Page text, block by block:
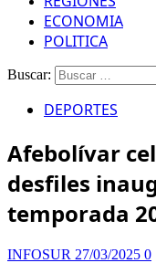
ECONOMIA
POLITICA
Buscar:
DEPORTES
Afebolívar
desfiles
temporada
INFOSUR 27/03/2025 0